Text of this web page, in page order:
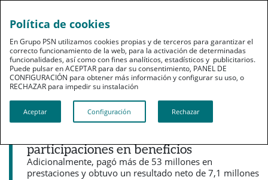
Noticias destacadas
PSN reparte entre sus mutualistas casi
participaciones en beneficios
Adicionalmente, pagó más de 53 millones en
prestaciones y obtuvo un resultado neto de 7,1 millones
Política de cookies
En Grupo PSN utilizamos cookies propias y de terceros para garantizar el
correcto funcionamiento de la web, para la activación de determinadas
funcionalidades, así como con fines analíticos, estadísticos y publicitarios.
Puede pulsar en ACEPTAR para dar su consentimiento, PANEL DE
CONFIGURACIÓN para obtener más información y configurar su uso, o
RECHAZAR para impedir su instalación​​​​​​​
Aceptar Configuración Rechazar